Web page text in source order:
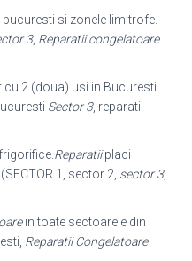
si zonele limitrofe.
3, Reparatii congelatoare
cu 2 (doua) usi in Bucuresti
Sector 3, reparatii
Reparatiiplaci
1, sector 2, sector 3,
in toate sectoarele din
Reparatii Congelatoare